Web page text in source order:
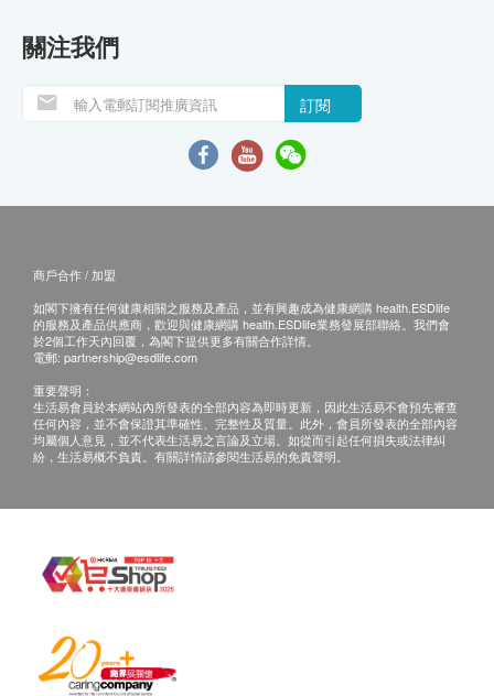
關注我們
訂閱
商戶合作 / 加盟
如閣下擁有任何健康相關之服務及產品，並有興趣成為健康網購 health.ESDlife
的服務及產品供應商，歡迎與健康網購 health.ESDlife業務發展部聯絡。我們會
於2個工作天內回覆，為閣下提供更多有關合作詳情。
電郵: partnership@esdlife.com
重要聲明：
生活易會員於本網站內所發表的全部內容為即時更新，因此生活易不會預先審查
任何內容，並不會保證其準確性、完整性及質量。此外，會員所發表的全部內容
均屬個人意見，並不代表生活易之言論及立場。如從而引起任何損失或法律糾
紛，生活易概不負責。有關詳情請參閱生活易的免責聲明。